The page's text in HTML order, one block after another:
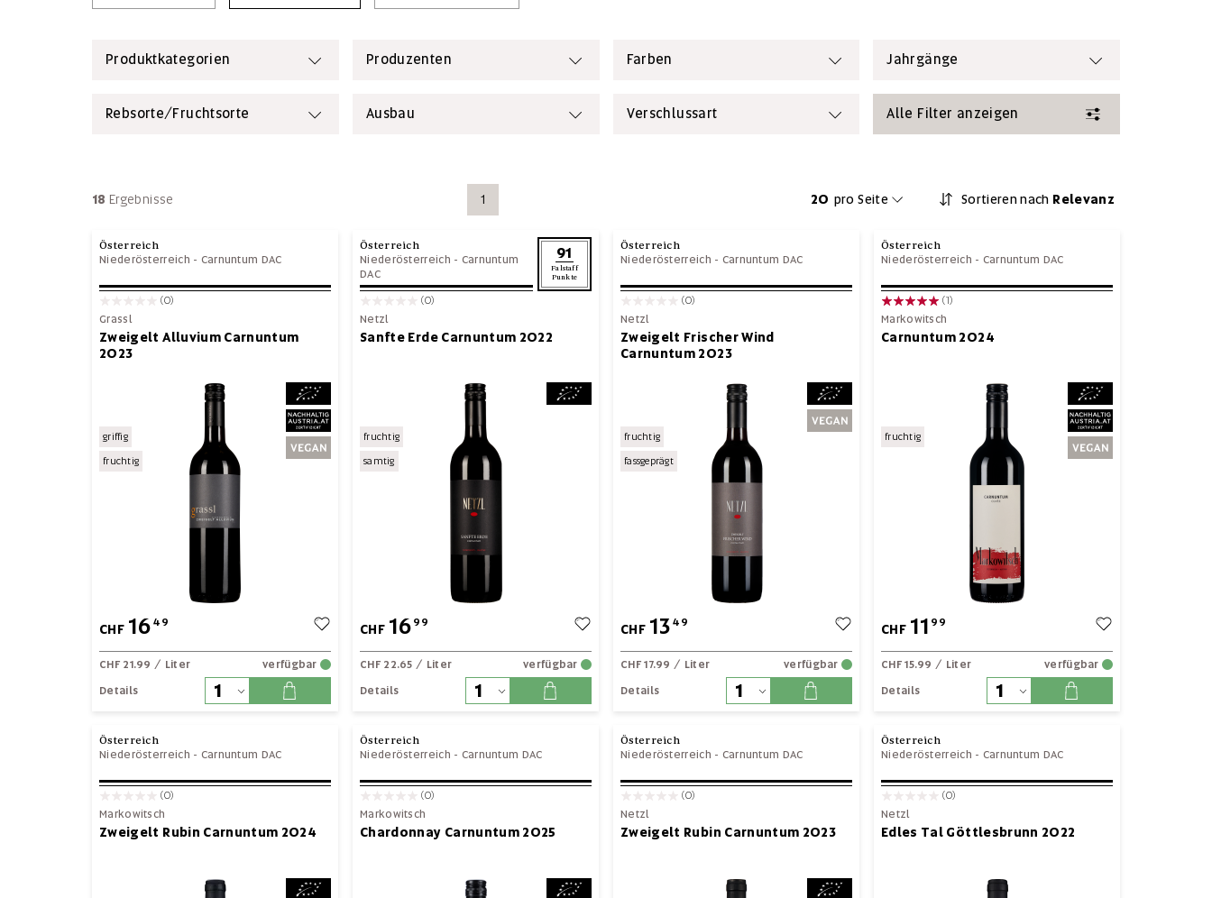
Produktkategorien Produzenten Farben Jahrgänge
Rebsorte/Fruchtsorte Ausbau Verschlussart Alle Filter anzeigen
Sortieren nach Relevanz
20 pro Seite
1
18 Ergebnisse
Österreich
Niederösterreich - Carnuntum DAC
(0)
Grassl
Zweigelt Alluvium Carnuntum
2023
griffig
fruchtig
CHF 1649
CHF 21.99 / Liter
verfügbar
Details
Österreich
Niederösterreich - Carnuntum
DAC
91
Falstaff
Punkte
(0)
Netzl
Sanfte Erde Carnuntum 2022
fruchtig
samtig
CHF 1699
CHF 22.65 / Liter
verfügbar
Details
Österreich
Niederösterreich - Carnuntum DAC
(0)
Netzl
Zweigelt Frischer Wind
Carnuntum 2023
fruchtig
fassgeprägt
CHF 1349
CHF 17.99 / Liter
verfügbar
Details
Österreich
Niederösterreich - Carnuntum DAC
(1)
Markowitsch
Carnuntum 2024
fruchtig
CHF 11 99
CHF 15.99 / Liter
verfügbar
Details
Österreich
Niederösterreich - Carnuntum DAC
(0)
Markowitsch
Zweigelt Rubin Carnuntum 2024
Österreich
Niederösterreich - Carnuntum DAC
(0)
Markowitsch
Chardonnay Carnuntum 2025
Österreich
Niederösterreich - Carnuntum DAC
(0)
Netzl
Zweigelt Rubin Carnuntum 2023
Österreich
Niederösterreich - Carnuntum DAC
(0)
Netzl
Edles Tal Göttlesbrunn 2022